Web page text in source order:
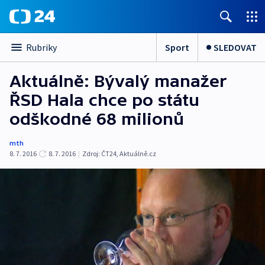
Rubriky Sport SLEDOVAT
Aktuálně: Bývalý manažer
ŘSD Hala chce po státu
odškodné 68 milionů
mth
8. 7. 2016
8. 7. 2016 | Zdroj: ČT24, Aktuálně.cz